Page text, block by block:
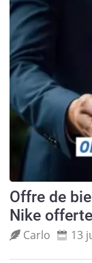
Offre de
Nike
Carlo 13